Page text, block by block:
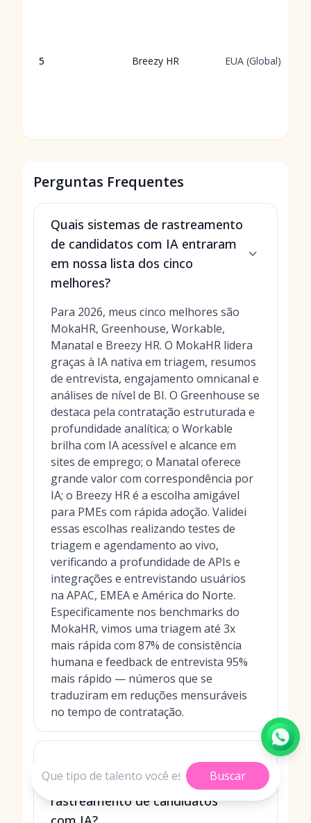
5 Breezy HR EUA (Global)
Perguntas Frequentes
Quais sistemas de rastreamento
de candidatos com IA entraram
em nossa lista dos cinco
melhores?
Para 2026, meus cinco melhores são
MokaHR, Greenhouse, Workable,
Manatal e Breezy HR. O MokaHR lidera
graças à IA nativa em triagem, resumos
de entrevista, engajamento omnicanal e
análises de nível de BI. O Greenhouse se
destaca pela contratação estruturada e
profundidade analítica; o Workable
brilha com IA acessível e alcance em
sites de emprego; o Manatal oferece
grande valor com correspondência por
IA; o Breezy HR é a escolha amigável
para PMEs com rápida adoção. Validei
essas escolhas realizando testes de
triagem e agendamento ao vivo,
verificando a profundidade de APIs e
integrações e entrevistando usuários
na APAC, EMEA e América do Norte.
Especificamente nos benchmarks do
MokaHR, vimos uma triagem até 3x
mais rápida com 87% de consistência
humana e feedback de entrevista 95%
mais rápido — números que se
traduziram em reduções mensuráveis
no tempo de contratação.
Quais critérios usamos para
classificar o melhor sistema de
rastreamento de candidatos
Buscar